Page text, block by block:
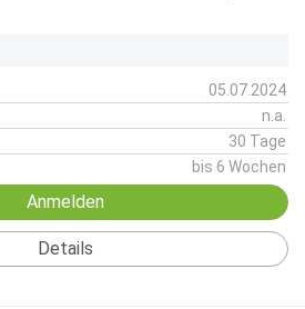
05.07.2024
n.a.
30 Tage
bis 6 Wochen
Anmelden
Details